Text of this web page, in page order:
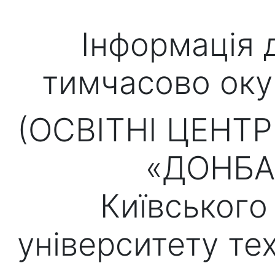
Інформація
тимчасово
(ОСВІТНІ
університету